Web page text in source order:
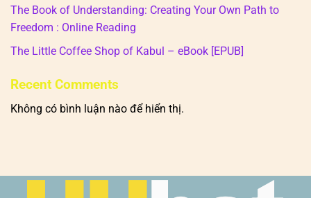
The Book of Understanding: Creating Your Own Path to
Freedom : Online Reading
The Little Coffee Shop of Kabul – eBook [EPUB]
Recent Comments
Không có bình luận nào để hiển thị.